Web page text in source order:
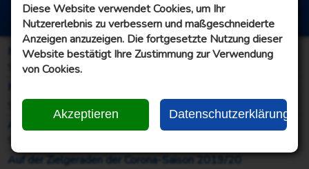
Diese Website verwendet Cookies, um Ihr
Nutzererlebnis zu verbessern und maßgeschneiderte
Anzeigen anzuzeigen. Die fortgesetzte Nutzung dieser
Website bestätigt Ihre Zustimmung zur Verwendung
von Cookies.
Akzeptieren Datenschutzerklärung
Berichte Bosselwoche
Sonntag, 04.10.2020
Sonntag, 27.09.2020
Ausgeglichener Start der Frauen in die Saison 2020/21
Auf der Zielgeraden der Corona-Saison 2019/20